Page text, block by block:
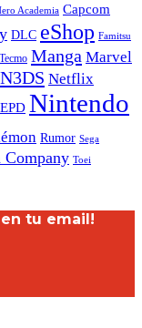
Academia Capcom
DLC eShop Famitsu
Manga Marvel
N3DS Netflix
Nintendo
Rumor Sega
Company Toei
tu email!